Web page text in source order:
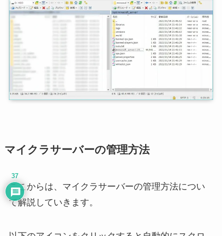
マイクラサーバーの管理方法
ここからは、マイクラサーバーの管理方法につい
て解説していきます。
37